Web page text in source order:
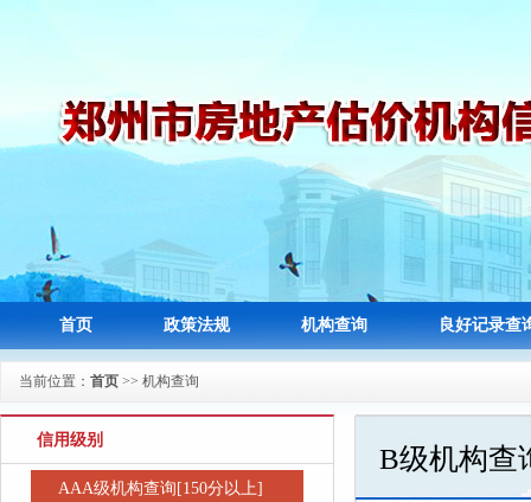
首页 政策法规 机构查询 良好记录查
当前位置： 首页 >> 机构查询
信用级别
AAA级机构查询[150分以上]
B级机构查